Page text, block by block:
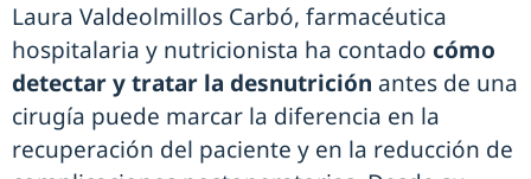
Laura Valdeolmillos Carbó, farmacéutica
hospitalaria y nutricionista ha contado cómo
detectar y tratar la desnutrición antes de una
cirugía puede marcar la diferencia en la
recuperación del paciente y en la reducción de